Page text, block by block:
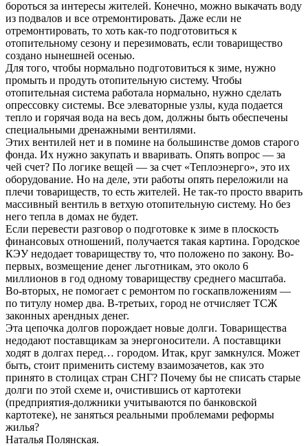
бороться за интересы жителей. Конечно, можно выкачать воду
из подвалов и все отремонтировать. Даже если не
отремонтировать, то хоть как-то подготовиться к
отопительному сезону и перезимовать, если товарищество
создано нынешней осенью.
Для того, чтобы нормально подготовиться к зиме, нужно
промыть и продуть отопительную систему. Чтобы
отопительная система работала нормально, нужно сделать
опрессовку системы. Все элеваторные узлы, куда подается
тепло и горячая вода на весь дом, должны быть обеспечены
специальными дренажными вентилями.
Этих вентилей нет и в помине на большинстве домов старого
фонда. Их нужно закупать и вваривать. Опять вопрос — за
чей счет? По логике вещей — за счет «Теплоэнерго», это их
оборудование. Но на деле, эти работы опять переложили на
плечи товариществ, то есть жителей. Не так-то просто вварить
массивный вентиль в ветхую отопительную систему. Но без
него тепла в домах не будет.
Если перевести разговор о подготовке к зиме в плоскость
финансовых отношений, получается такая картина. Городское
КЭУ недодает товариществу то, что положено по закону. Во-
первых, возмещение денег льготникам, это около 6
миллионов в год одному товариществу среднего масштаба.
Во-вторых, не помогает с ремонтом по госкапвложениям —
по титулу номер два. В-третьих, город не отчисляет ТСЖ
законных арендных денег.
Эта цепочка долгов порождает новые долги. Товарищества
недодают поставщикам за энергоносители. А поставщики
ходят в долгах перед… городом. Итак, круг замкнулся. Может
быть, стоит применить систему взаимозачетов, как это
принято в столицах стран СНГ? Почему бы не списать старые
долги по этой схеме и, очистившись от картотеки
(предприятия-должники учитываются по банковской
картотеке), не заняться реальными проблемами реформы
жилья?
Наталья Полянская.